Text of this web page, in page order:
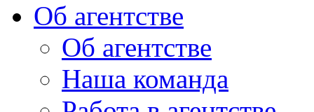
Об агентстве
Об агентстве
Наша команда